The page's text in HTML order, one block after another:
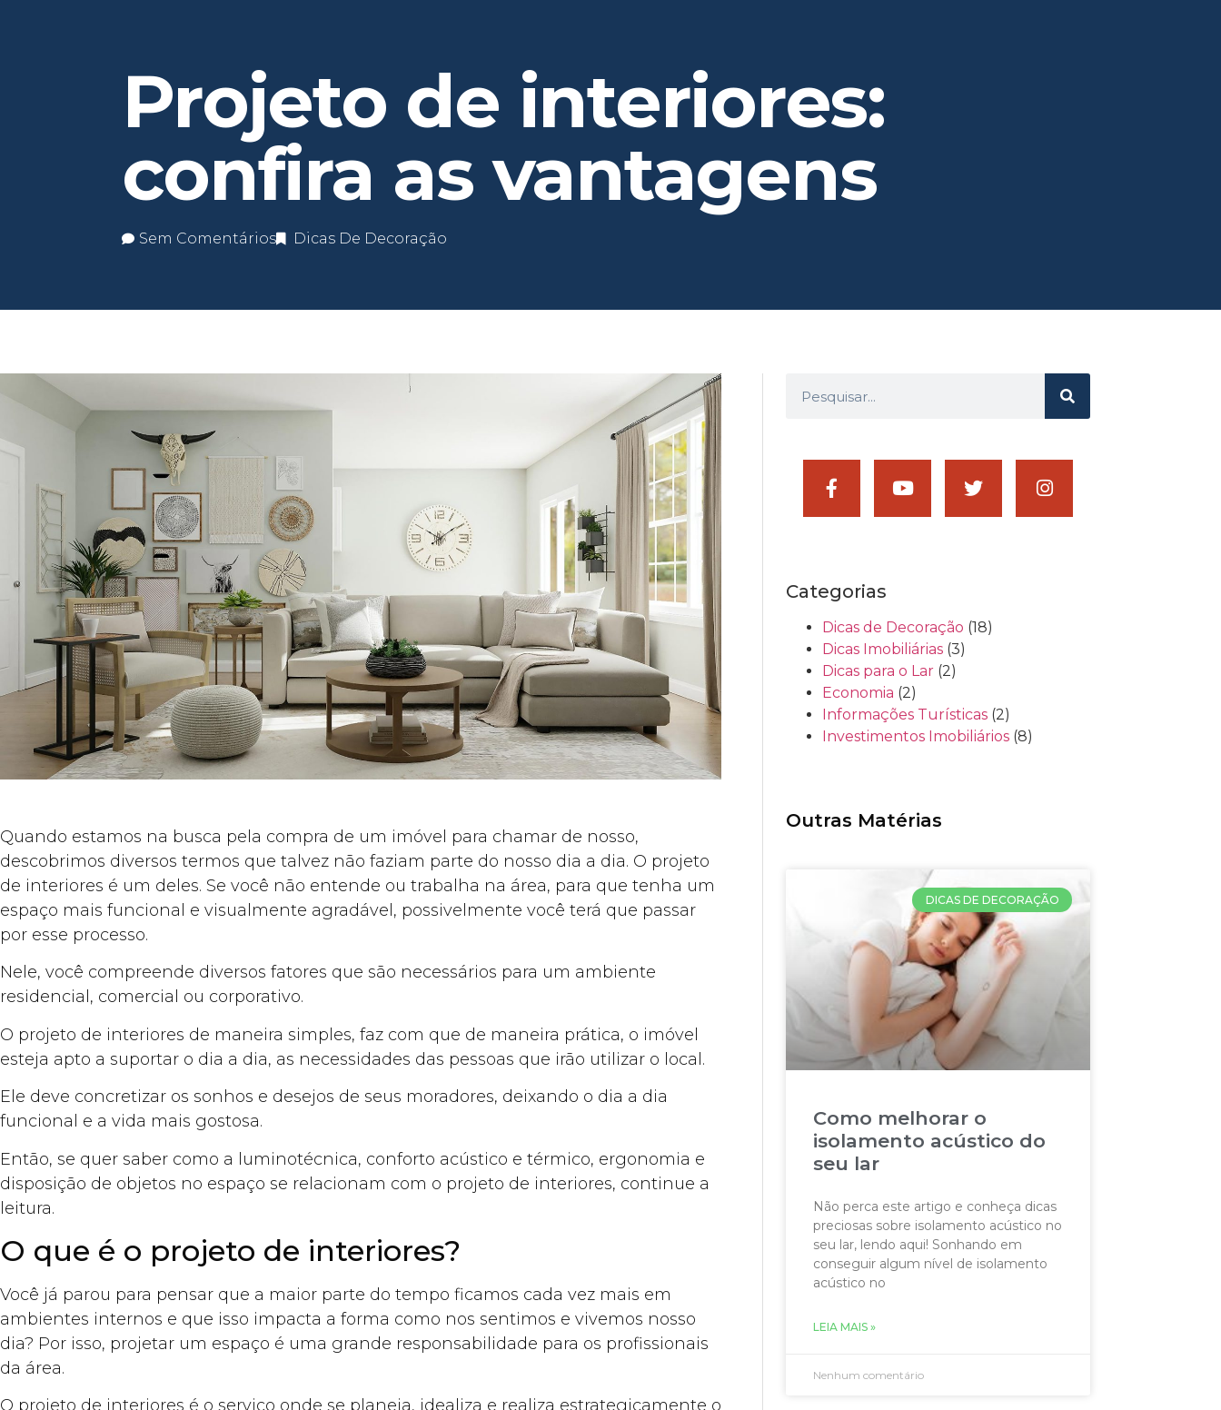
Projeto de interiores:
confira as vantagens
Sem Comentários Dicas De Decoração
Quando estamos na busca pela compra de um imóvel para chamar de nosso,
descobrimos diversos termos que talvez não faziam parte do nosso dia a dia. O projeto
de interiores é um deles. Se você não entende ou trabalha na área, para que tenha um
espaço mais funcional e visualmente agradável, possivelmente você terá que passar
por esse processo.
Nele, você compreende diversos fatores que são necessários para um ambiente
residencial, comercial ou corporativo.
O projeto de interiores de maneira simples, faz com que de maneira prática, o imóvel
esteja apto a suportar o dia a dia, as necessidades das pessoas que irão utilizar o local.
Ele deve concretizar os sonhos e desejos de seus moradores, deixando o dia a dia
funcional e a vida mais gostosa.
Então, se quer saber como a luminotécnica, conforto acústico e térmico, ergonomia e
disposição de objetos no espaço se relacionam com o projeto de interiores, continue a
leitura.
O que é o projeto de interiores?
Você já parou para pensar que a maior parte do tempo ficamos cada vez mais em
ambientes internos e que isso impacta a forma como nos sentimos e vivemos nosso
dia? Por isso, projetar um espaço é uma grande responsabilidade para os profissionais
da área.
O projeto de interiores é o serviço onde se planeja, idealiza e realiza estrategicamente o
Categorias
Dicas de Decoração (18)
Dicas Imobiliárias (3)
Dicas para o Lar (2)
Economia (2)
Informações Turísticas (2)
Investimentos Imobiliários (8)
Outras Matérias
DICAS DE DECORAÇÃO
Como melhorar o
isolamento acústico do
seu lar
Não perca este artigo e conheça dicas
preciosas sobre isolamento acústico no
seu lar, lendo aqui! Sonhando em
conseguir algum nível de isolamento
acústico no
LEIA MAIS »
Nenhum comentário